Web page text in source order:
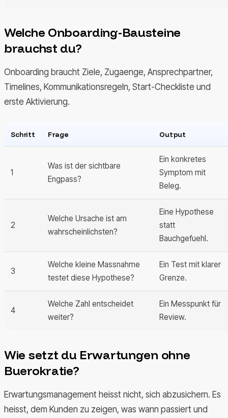
Welche Onboarding-Bausteine
brauchst du?
Onboarding braucht Ziele, Zugaenge, Ansprechpartner,
Timelines, Kommunikationsregeln, Start-Checkliste und
erste Aktivierung.
Schritt Frage Output
1
Was ist der sichtbare
Engpass?
Ein konkretes
Symptom mit
Beleg.
2
Welche Ursache ist am
wahrscheinlichsten?
Eine Hypothese
statt
Bauchgefuehl.
3
Welche kleine Massnahme
testet diese Hypothese?
Ein Test mit klarer
Grenze.
4
Welche Zahl entscheidet
weiter?
Ein Messpunkt für
Review.
Wie setzt du Erwartungen ohne
Buerokratie?
Erwartungsmanagement heisst nicht, sich abzusichern. Es
heisst, dem Kunden zu zeigen, was wann passiert und